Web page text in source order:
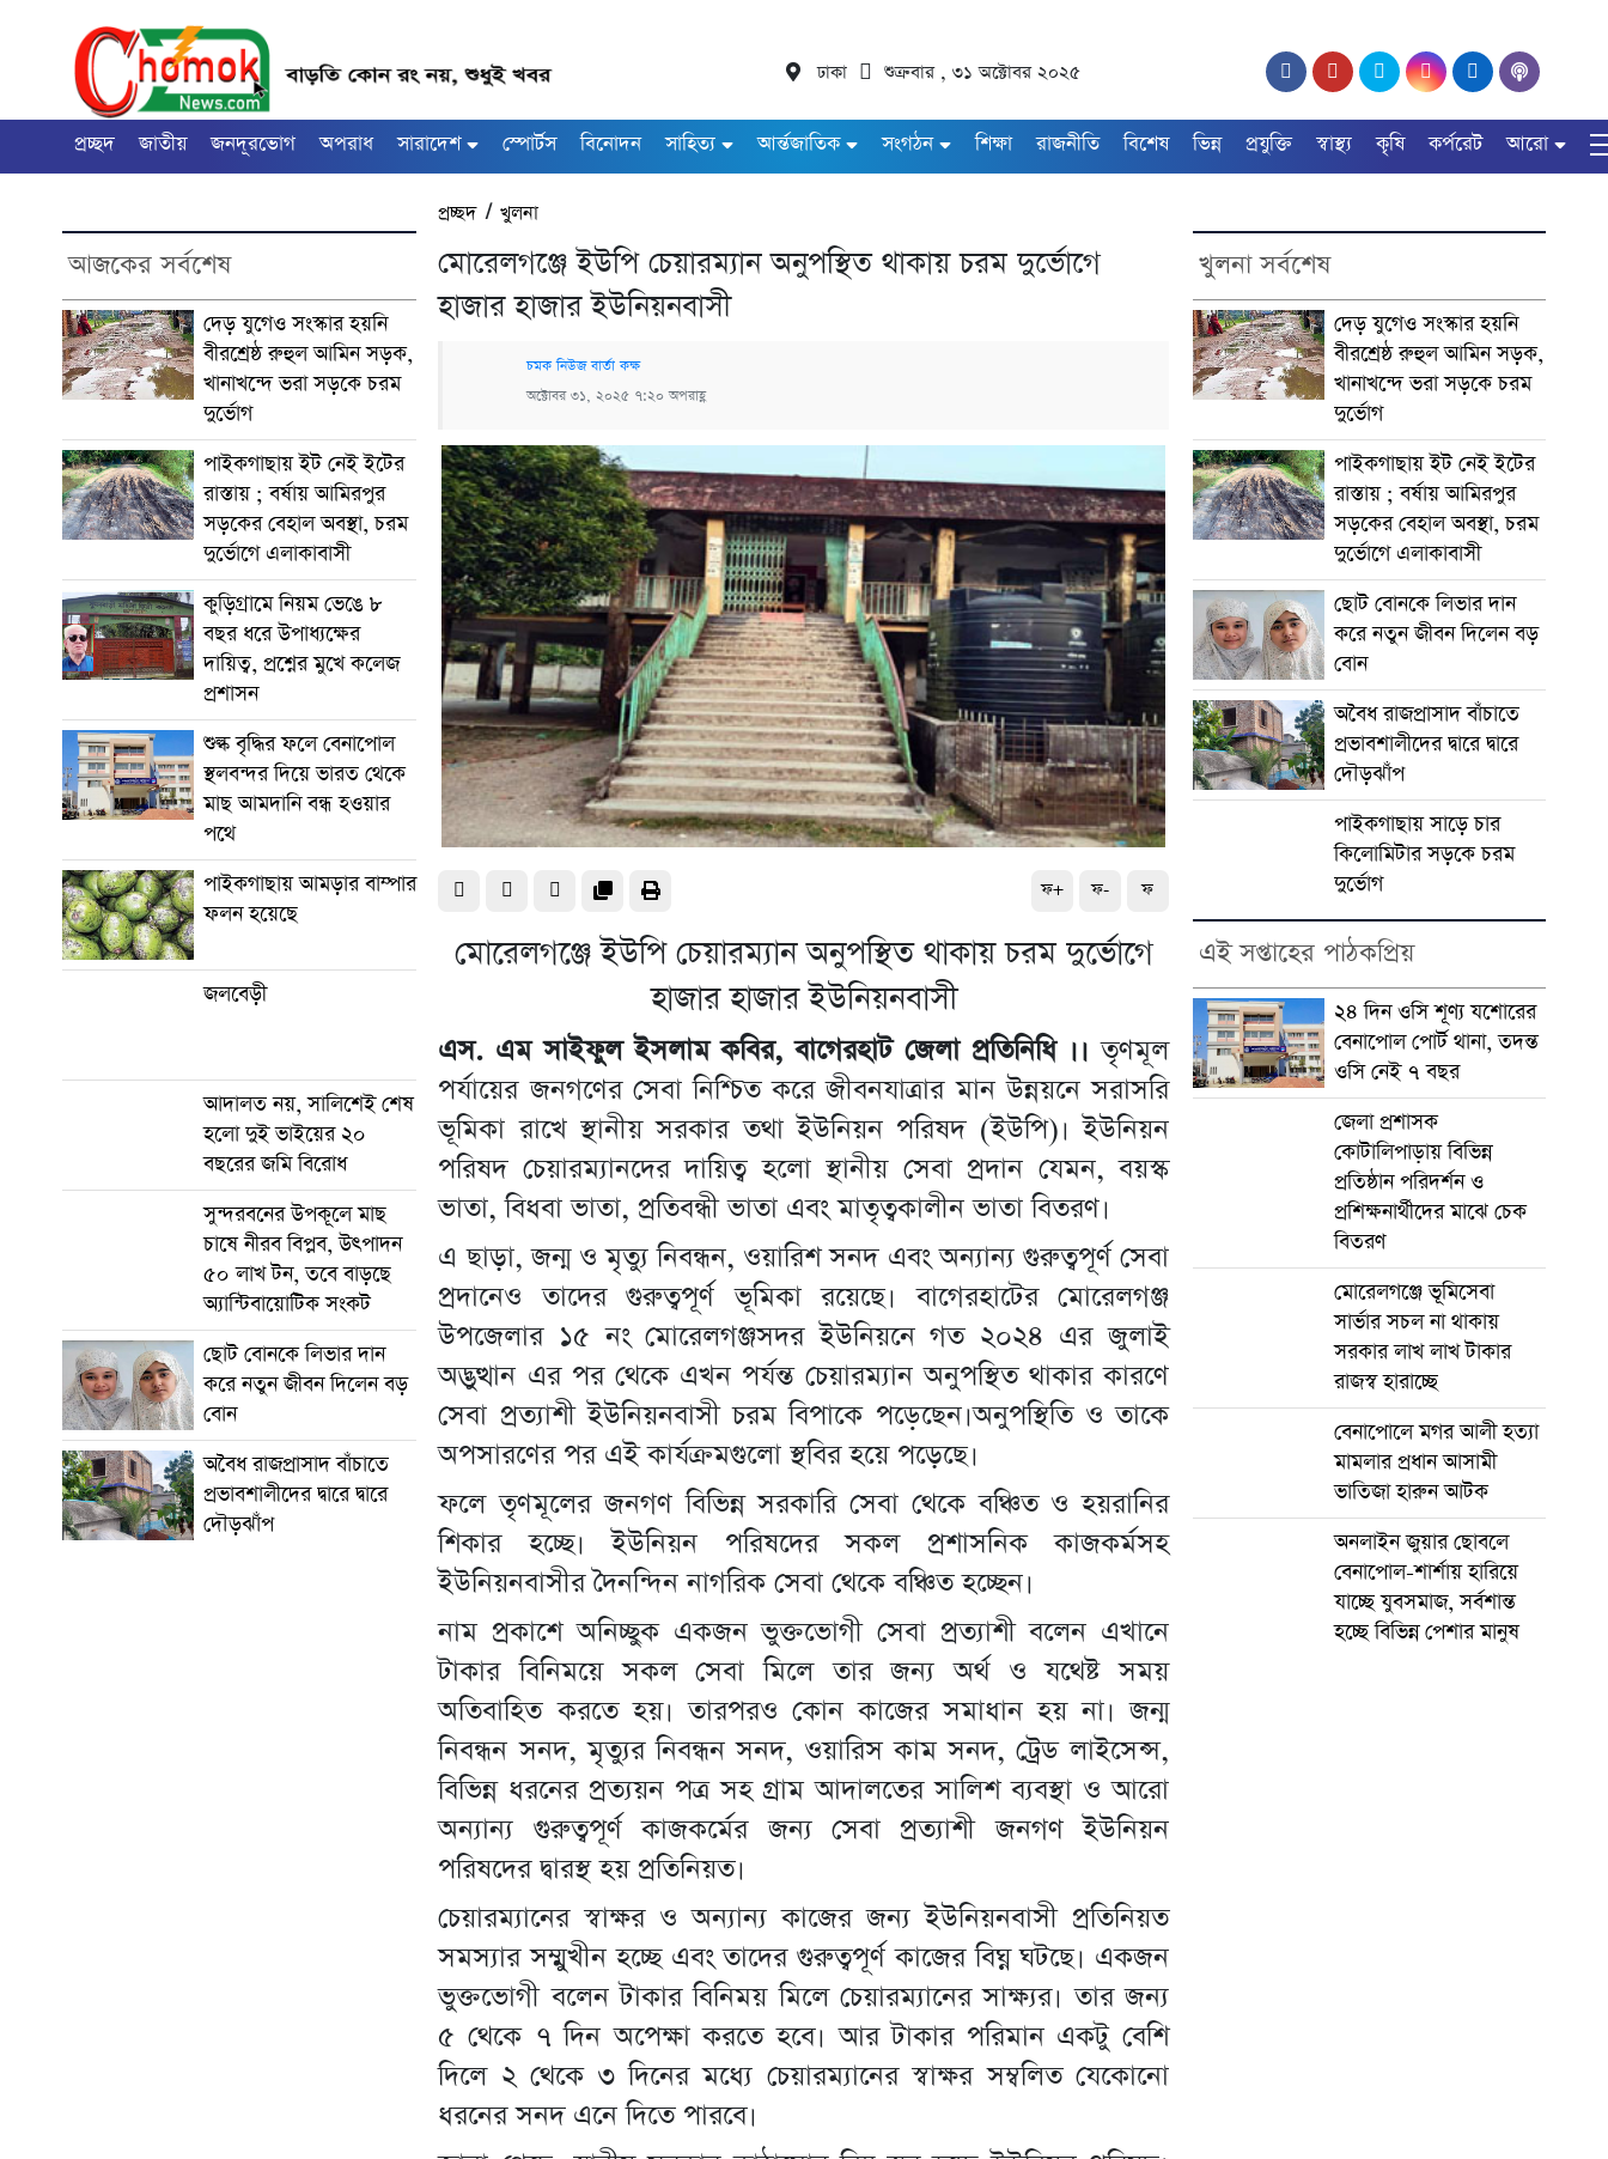
ঢাকা শুক্রবার , ৩১ অক্টোবর ২০২৫
প্রচ্ছদ জাতীয় জনদূরভোগ অপরাধ সারাদেশ স্পোর্টস বিনোদন সাহিত্য আর্ন্তজাতিক সংগঠন শিক্ষা রাজনীতি বিশেষ ভিন্ন প্রযুক্তি স্বাস্থ্য কৃষি কর্পরেট আরো
আজকের সর্বশেষ
দেড় যুগেও সংস্কার হয়নি
বীরশ্রেষ্ঠ রুহুল আমিন সড়ক,
খানাখন্দে ভরা সড়কে চরম
দুর্ভোগ
পাইকগাছায় ইট নেই ইটের
রাস্তায় ; বর্ষায় আমিরপুর
সড়কের বেহাল অবস্থা, চরম
দুর্ভোগে এলাকাবাসী
কুড়িগ্রামে নিয়ম ভেঙে ৮
বছর ধরে উপাধ্যক্ষের
দায়িত্ব, প্রশ্নের মুখে কলেজ
প্রশাসন
শুল্ক বৃদ্ধির ফলে বেনাপোল
স্থলবন্দর দিয়ে ভারত থেকে
মাছ আমদানি বন্ধ হওয়ার
পথে
পাইকগাছায় আমড়ার বাম্পার
ফলন হয়েছে
জলবেড়ী
আদালত নয়, সালিশেই শেষ
হলো দুই ভাইয়ের ২০
বছরের জমি বিরোধ
সুন্দরবনের উপকূলে মাছ
চাষে নীরব বিপ্লব, উৎপাদন
৫০ লাখ টন, তবে বাড়ছে
অ্যান্টিবায়োটিক সংকট
ছোট বোনকে লিভার দান
করে নতুন জীবন দিলেন বড়
বোন
অবৈধ রাজপ্রাসাদ বাঁচাতে
প্রভাবশালীদের দ্বারে দ্বারে
দৌড়ঝাঁপ
প্রচ্ছদ/খুলনা
মোরেলগঞ্জে ইউপি চেয়ারম্যান অনুপস্থিত থাকায় চরম দুর্ভোগে
হাজার হাজার ইউনিয়নবাসী
চমক নিউজ বার্তা কক্ষ
অক্টোবর ৩১, ২০২৫ ৭:২০ অপরাহ্ণ
ফ+ ফ- ফ
মোরেলগঞ্জে ইউপি চেয়ারম্যান অনুপস্থিত থাকায় চরম দুর্ভোগে
হাজার হাজার ইউনিয়নবাসী
এস. এম সাইফুল ইসলাম কবির, বাগেরহাট জেলা প্রতিনিধি ।। তৃণমূল
পর্যায়ের জনগণের সেবা নিশ্চিত করে জীবনযাত্রার মান উন্নয়নে সরাসরি
ভূমিকা রাখে স্থানীয় সরকার তথা ইউনিয়ন পরিষদ (ইউপি)। ইউনিয়ন
পরিষদ চেয়ারম্যানদের দায়িত্ব হলো স্থানীয় সেবা প্রদান যেমন, বয়স্ক
ভাতা, বিধবা ভাতা, প্রতিবন্ধী ভাতা এবং মাতৃত্বকালীন ভাতা বিতরণ।
এ ছাড়া, জন্ম ও মৃত্যু নিবন্ধন, ওয়ারিশ সনদ এবং অন্যান্য গুরুত্বপূর্ণ সেবা
প্রদানেও তাদের গুরুত্বপূর্ণ ভূমিকা রয়েছে। বাগেরহাটের মোরেলগঞ্জ
উপজেলার ১৫ নং মোরেলগঞ্জসদর ইউনিয়নে গত ২০২৪ এর জুলাই
অদ্ভুত্থান এর পর থেকে এখন পর্যন্ত চেয়ারম্যান অনুপস্থিত থাকার কারণে
সেবা প্রত্যাশী ইউনিয়নবাসী চরম বিপাকে পড়েছেন।অনুপস্থিতি ও তাকে
অপসারণের পর এই কার্যক্রমগুলো স্থবির হয়ে পড়েছে।
ফলে তৃণমূলের জনগণ বিভিন্ন সরকারি সেবা থেকে বঞ্চিত ও হয়রানির
শিকার হচ্ছে। ইউনিয়ন পরিষদের সকল প্রশাসনিক কাজকর্মসহ
ইউনিয়নবাসীর দৈনন্দিন নাগরিক সেবা থেকে বঞ্চিত হচ্ছেন।
নাম প্রকাশে অনিচ্ছুক একজন ভুক্তভোগী সেবা প্রত্যাশী বলেন এখানে
টাকার বিনিময়ে সকল সেবা মিলে তার জন্য অর্থ ও যথেষ্ট সময়
অতিবাহিত করতে হয়। তারপরও কোন কাজের সমাধান হয় না। জন্ম
নিবন্ধন সনদ, মৃত্যুর নিবন্ধন সনদ, ওয়ারিস কাম সনদ, ট্রেড লাইসেন্স,
বিভিন্ন ধরনের প্রত্যয়ন পত্র সহ গ্রাম আদালতের সালিশ ব্যবস্থা ও আরো
অন্যান্য গুরুত্বপূর্ণ কাজকর্মের জন্য সেবা প্রত্যাশী জনগণ ইউনিয়ন
পরিষদের দ্বারস্থ হয় প্রতিনিয়ত।
চেয়ারম্যানের স্বাক্ষর ও অন্যান্য কাজের জন্য ইউনিয়নবাসী প্রতিনিয়ত
সমস্যার সম্মুখীন হচ্ছে এবং তাদের গুরুত্বপূর্ণ কাজের বিঘ্ন ঘটছে। একজন
ভুক্তভোগী বলেন টাকার বিনিময় মিলে চেয়ারম্যানের সাক্ষ্যর। তার জন্য
৫ থেকে ৭ দিন অপেক্ষা করতে হবে। আর টাকার পরিমান একটু বেশি
দিলে ২ থেকে ৩ দিনের মধ্যে চেয়ারম্যানের স্বাক্ষর সম্বলিত যেকোনো
ধরনের সনদ এনে দিতে পারবে।
খুলনা সর্বশেষ
দেড় যুগেও সংস্কার হয়নি
বীরশ্রেষ্ঠ রুহুল আমিন সড়ক,
খানাখন্দে ভরা সড়কে চরম
দুর্ভোগ
পাইকগাছায় ইট নেই ইটের
রাস্তায় ; বর্ষায় আমিরপুর
সড়কের বেহাল অবস্থা, চরম
দুর্ভোগে এলাকাবাসী
ছোট বোনকে লিভার দান
করে নতুন জীবন দিলেন বড়
বোন
অবৈধ রাজপ্রাসাদ বাঁচাতে
প্রভাবশালীদের দ্বারে দ্বারে
দৌড়ঝাঁপ
পাইকগাছায় সাড়ে চার
কিলোমিটার সড়কে চরম
দুর্ভোগ
এই সপ্তাহের পাঠকপ্রিয়
২৪ দিন ওসি শূণ্য যশোরের
বেনাপোল পোর্ট থানা, তদন্ত
ওসি নেই ৭ বছর
জেলা প্রশাসক
কোটালিপাড়ায় বিভিন্ন
প্রতিষ্ঠান পরিদর্শন ও
প্রশিক্ষনার্থীদের মাঝে চেক
বিতরণ
মোরেলগঞ্জে ভূমিসেবা
সার্ভার সচল না থাকায়
সরকার লাখ লাখ টাকার
রাজস্ব হারাচ্ছে
বেনাপোলে মগর আলী হত্যা
মামলার প্রধান আসামী
ভাতিজা হারুন আটক
অনলাইন জুয়ার ছোবলে
বেনাপোল-শার্শায় হারিয়ে
যাচ্ছে যুবসমাজ, সর্বশান্ত
হচ্ছে বিভিন্ন পেশার মানুষ